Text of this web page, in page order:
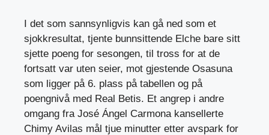
I det som sannsynligvis kan gå ned som et
sjokkresultat, tjente bunnsittende Elche bare sitt
sjette poeng for sesongen, til tross for at de
fortsatt var uten seier, mot gjestende Osasuna
som ligger på 6. plass på tabellen og på
poengnivå med Real Betis. Et angrep i andre
omgang fra José Ángel Carmona kansellerte
Chimy Avilas mål tjue minutter etter avspark for